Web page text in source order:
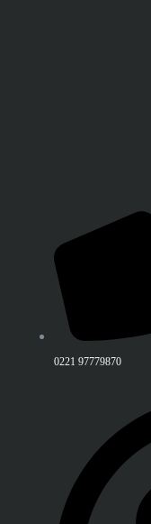
0221 97779870